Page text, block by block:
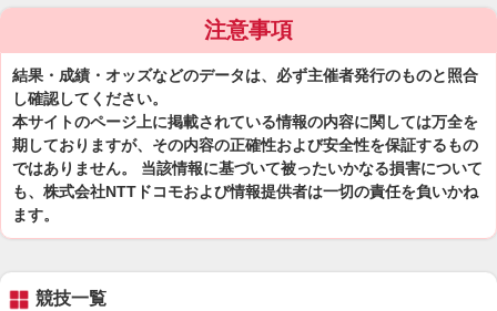
注意事項
結果・成績・オッズなどのデータは、必ず主催者発行のものと照合
し確認してください。
本サイトのページ上に掲載されている情報の内容に関しては万全を
期しておりますが、その内容の正確性および安全性を保証するもの
ではありません。 当該情報に基づいて被ったいかなる損害について
も、株式会社NTTドコモおよび情報提供者は一切の責任を負いかね
ます。
競技一覧